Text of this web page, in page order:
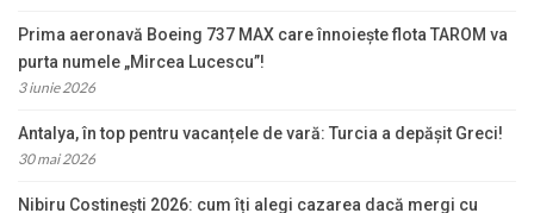
Prima aeronavă Boeing 737 MAX care înnoiește flota TAROM va
purta numele „Mircea Lucescu”!
3 iunie 2026
Antalya, în top pentru vacanțele de vară: Turcia a depășit Greci!
30 mai 2026
Nibiru Costinești 2026: cum îți alegi cazarea dacă mergi cu